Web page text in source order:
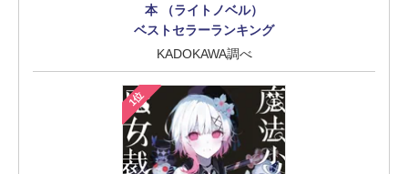
本 （ライトノベル）
ベストセラーランキング
KADOKAWA調べ
1位